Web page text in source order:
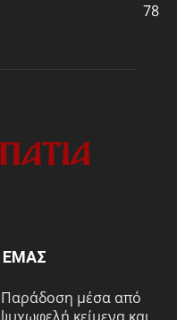
78
ΕΜΑΣ
μέσα από